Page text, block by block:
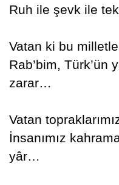
Ruh ile şevk ile
Vatan ki bu
Rab’bim, Türk’ün
zarar…
Vatan
İnsanımız
yâr…